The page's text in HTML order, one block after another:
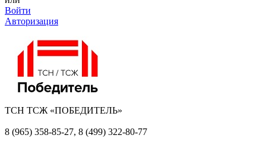
Войти
Авторизация
ТСН ТСЖ «ПОБЕДИТЕЛЬ»
8 (965) 358-85-27, 8 (499) 322-80-77